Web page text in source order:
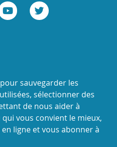
sauvegarder les
sélectionner des
de nous aider à
vous convient le mieux,
ligne et vous abonner à